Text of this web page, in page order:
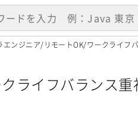
ンジニア/リモートOK/ワークライフ
ライフバランス